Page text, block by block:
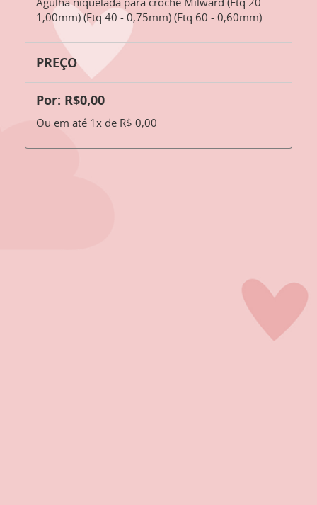
1,00mm) (Etq.40 - 0,75mm) (Etq.60 - 0,60mm)
PREÇO
Por: R$0,00
Ou em até 1x de R$ 0,00